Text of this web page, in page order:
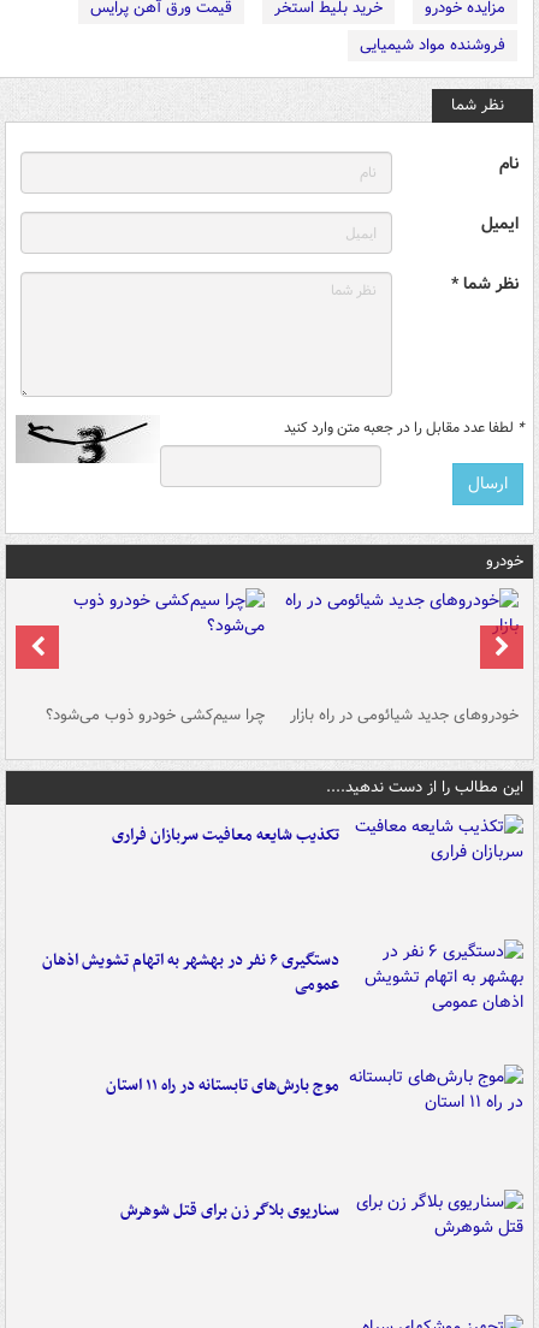
مزایده خودرو
خرید بلیط استخر
قیمت ورق آهن پرایس
فروشنده مواد شیمیایی
نظر شما
نام
ایمیل
نظر شما *
* لطفا عدد مقابل را در جعبه متن وارد کنید
خودرو
خودروهای جدید شیائومی در راه بازار چرا سیم‌کشی خودرو ذوب می‌شود؟
این مطالب را از دست ندهید....
تکذیب شایعه معافیت سربازان فراری
دستگیری ۶ نفر در بهشهر به اتهام تشویش اذهان
عمومی
موج بارش‌های تابستانه در راه ۱۱ استان
سناریوی بلاگر زن برای قتل شوهرش